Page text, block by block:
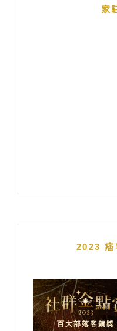
家
2023 痞